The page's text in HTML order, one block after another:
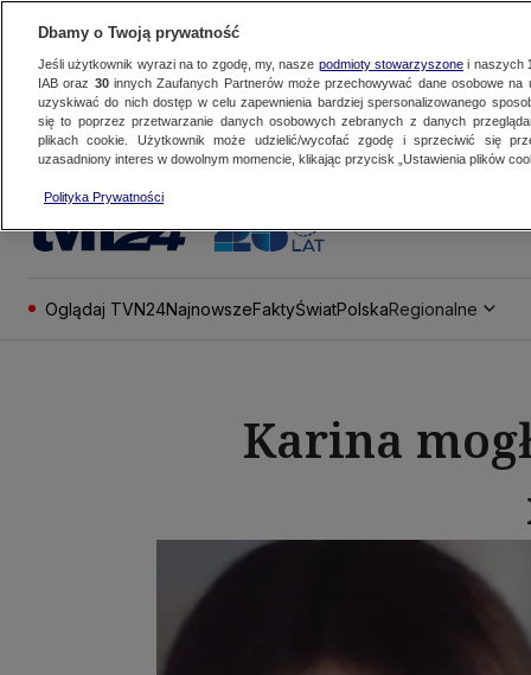
Oglądaj TVN24NajnowszeFaktyŚwiatPolskaRegionalne
Karina
Dbamy o Twoją prywatność
Jeśli użytkownik wyrazi na to zgodę, my, nasze podmioty stowarzyszonei naszych
IAB oraz 30innych Zaufanych Partnerów może przechowywać dane osobowe na
uzyskiwać do nich dostęp w celu zapewnienia bardziej spersonalizowanego
się to poprzez przetwarzanie danych osobowych zebranych z danych
plikach cookie. Użytkownik może udzielić/wycofać zgodę i sprzeciwić się
uzasadniony interes w dowolnym momencie, klikając przycisk „Ustawienia plików
Polityka Prywatności